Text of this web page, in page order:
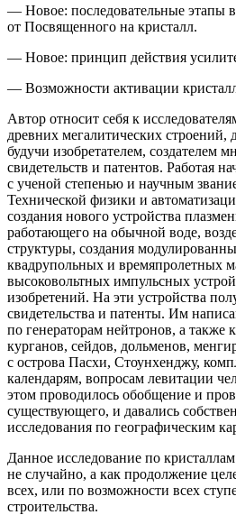
— Новое: последовательные этапы
от Посвященного на кристалл.
— Новое: принцип действия
— Возможности активации
Автор относит себя к
древних мегалитических строений,
будучи изобретателем, создателем
свидетельств и патентов. Работая
с ученой степенью и научным
Технической физики и
создания нового устройства
работающего на обычной воде,
структуры, создания
квадрупольных и времяпролетных
высоковольтных импульсных
изобретений. На эти устройства
свидетельства и патенты. Им
по генераторам нейтронов, а также
курганов, сейдов, дольменов,
с острова Пасхи, Стоунхенджу,
календарям, вопросам левитации
этом проводилось обобщение и
существующего, и давались
исследования по географическим
Данное исследование по
не случайно, а как продолжение
всех, или по возможности всех
строительства.